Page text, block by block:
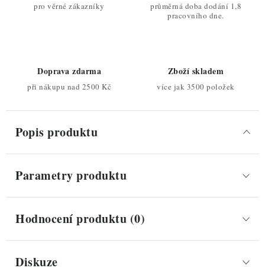
pro věrné zákazníky
průměrná doba dodání 1,8
pracovního dne.
Doprava zdarma
při nákupu nad 2500 Kč
Zboží skladem
více jak 3500 položek
Popis produktu
Parametry produktu
Hodnocení produktu (0)
Diskuze